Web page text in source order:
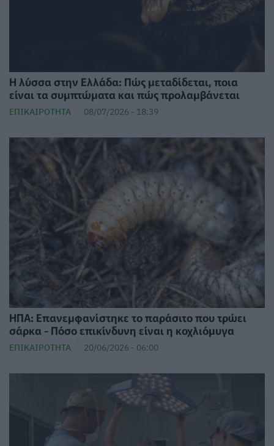
Η λύσσα στην Ελλάδα: Πώς μεταδίδεται, ποια
είναι τα συμπτώματα και πώς προλαμβάνεται
ΕΠΙΚΑΙΡΌΤΗΤΑ 08/07/2026 - 18:39
ΗΠΑ: Επανεμφανίστηκε το παράσιτο που τρώει
σάρκα - Πόσο επικίνδυνη είναι η κοχλιόμυγα
ΕΠΙΚΑΙΡΌΤΗΤΑ 20/06/2026 - 06:00